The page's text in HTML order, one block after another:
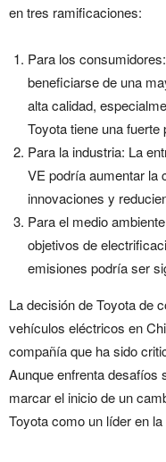
en tres ramificaciones:
Para los
beneficiarse de una
alta calidad,
Toyota tiene una fuerte
Para la industria: La
VE podría aumentar la
innovaciones y
Para el medio
objetivos de
emisiones podría ser
La decisión de Toyota de
vehículos eléctricos en
compañía que ha sido
Aunque enfrenta desafíos
marcar el inicio de un
Toyota como un líder en